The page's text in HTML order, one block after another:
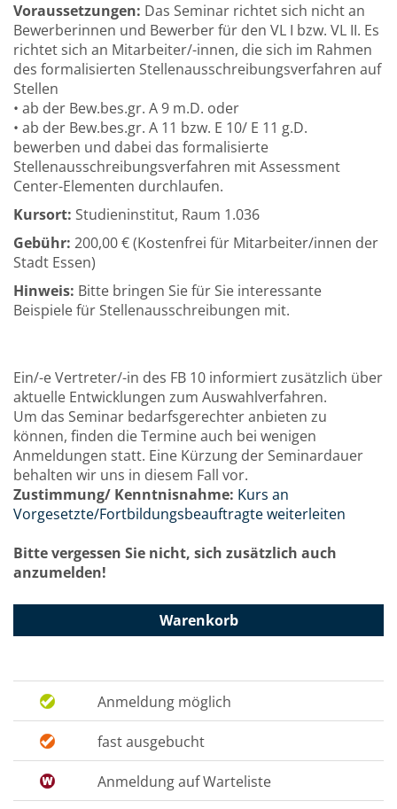
Voraussetzungen: Das Seminar richtet sich nicht an
Bewerberinnen und Bewerber für den VL I bzw. VL II. Es
richtet sich an Mitarbeiter/-innen, die sich im Rahmen
des formalisierten Stellenausschreibungsverfahren auf
Stellen
• ab der Bew.bes.gr. A 9 m.D. oder
• ab der Bew.bes.gr. A 11 bzw. E 10/ E 11 g.D.
bewerben und dabei das formalisierte
Stellenausschreibungsverfahren mit Assessment
Center-Elementen durchlaufen.
Kursort: Studieninstitut, Raum 1.036
Gebühr: 200,00 € (Kostenfrei für Mitarbeiter/innen der
Stadt Essen)
Hinweis: Bitte bringen Sie für Sie interessante
Beispiele für Stellenausschreibungen mit.
Ein/-e Vertreter/-in des FB 10 informiert zusätzlich über
aktuelle Entwicklungen zum Auswahlverfahren.
Um das Seminar bedarfsgerechter anbieten zu
können, finden die Termine auch bei wenigen
Anmeldungen statt. Eine Kürzung der Seminardauer
behalten wir uns in diesem Fall vor.
Zustimmung/ Kenntnisnahme: Kurs an
Vorgesetzte/Fortbildungsbeauftragte weiterleiten
Bitte vergessen Sie nicht, sich zusätzlich auch
anzumelden!
Warenkorb
Anmeldung möglich
fast ausgebucht
Anmeldung auf Warteliste